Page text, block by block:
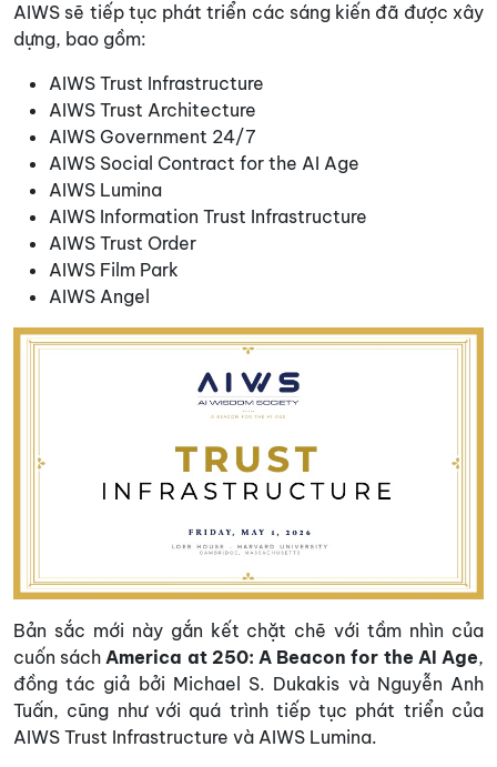
AIWS sẽ tiếp tục phát triển các sáng kiến đã được xây
dựng, bao gồm:
AIWS Trust Infrastructure
AIWS Trust Architecture
AIWS Government 24/7
AIWS Social Contract for the AI Age
AIWS Lumina
AIWS Information Trust Infrastructure
AIWS Trust Order
AIWS Film Park
AIWS Angel
Bản sắc mới này gắn kết chặt chẽ với tầm nhìn của
cuốn sách America at 250: A Beacon for the AI Age,
đồng tác giả bởi Michael S. Dukakis và Nguyễn Anh
Tuấn, cũng như với quá trình tiếp tục phát triển của
AIWS Trust Infrastructure và AIWS Lumina.